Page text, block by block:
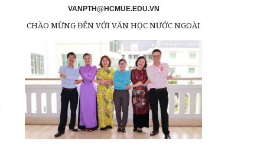
VANPTH@HCMUE.EDU.VN
CHÀO MỪNG ĐẾN VỚI VĂN HỌC NƯỚC NGOÀI